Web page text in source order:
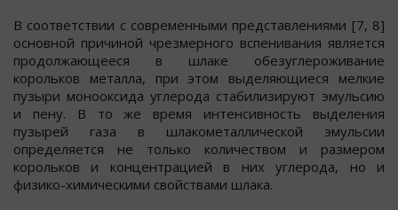
В соответствии с современными представлениями [7, 8]
основной причиной чрезмерного вспенивания является
продолжающееся в шлаке обезуглероживание
корольков металла, при этом выделяющиеся мелкие
пузыри монооксида углерода стабилизируют эмульсию
и пену. В то же время интенсивность выделения
пузырей газа в шлакометаллической эмульсии
определяется не только количеством и размером
корольков и концентрацией в них углерода, но и
физико-химическими свойствами шлака.